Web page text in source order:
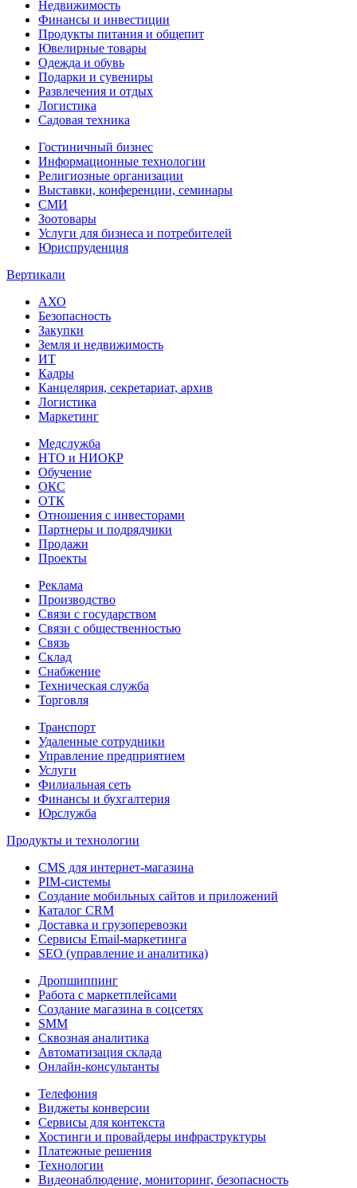
Недвижимость
Финансы и инвестиции
Продукты питания и общепит
Ювелирные товары
Одежда и обувь
Подарки и сувениры
Развлечения и отдых
Логистика
Садовая техника
Гостиничный бизнес
Информационные технологии
Религиозные организации
Выставки, конференции, семинары
СМИ
Зоотовары
Услуги для бизнеса и потребителей
Юриспруденция
Вертикали
АХО
Безопасность
Закупки
Земля и недвижимость
ИТ
Кадры
Канцелярия, секретариат, архив
Логистика
Маркетинг
Медслужба
НТО и НИОКР
Обучение
ОКС
ОТК
Отношения с инвесторами
Партнеры и подрядчики
Продажи
Проекты
Реклама
Производство
Связи с государством
Связи с общественностью
Связь
Склад
Снабжение
Техническая служба
Торговля
Транспорт
Удаленные сотрудники
Управление предприятием
Услуги
Филиальная сеть
Финансы и бухгалтерия
Юрслужба
Продукты и технологии
CMS для интернет-магазина
PIM-системы
Создание мобильных сайтов и приложений
Каталог CRM
Доставка и грузоперевозки
Сервисы Email-маркетинга
SEO (управление и аналитика)
Дропшиппинг
Работа с маркетплейсами
Создание магазина в соцсетях
SMM
Сквозная аналитика
Автоматизация склада
Онлайн-консультанты
Телефония
Виджеты конверсии
Сервисы для контекста
Хостинги и провайдеры инфраструктуры
Платежные решения
Технологии
Видеонаблюдение, мониторинг, безопасность